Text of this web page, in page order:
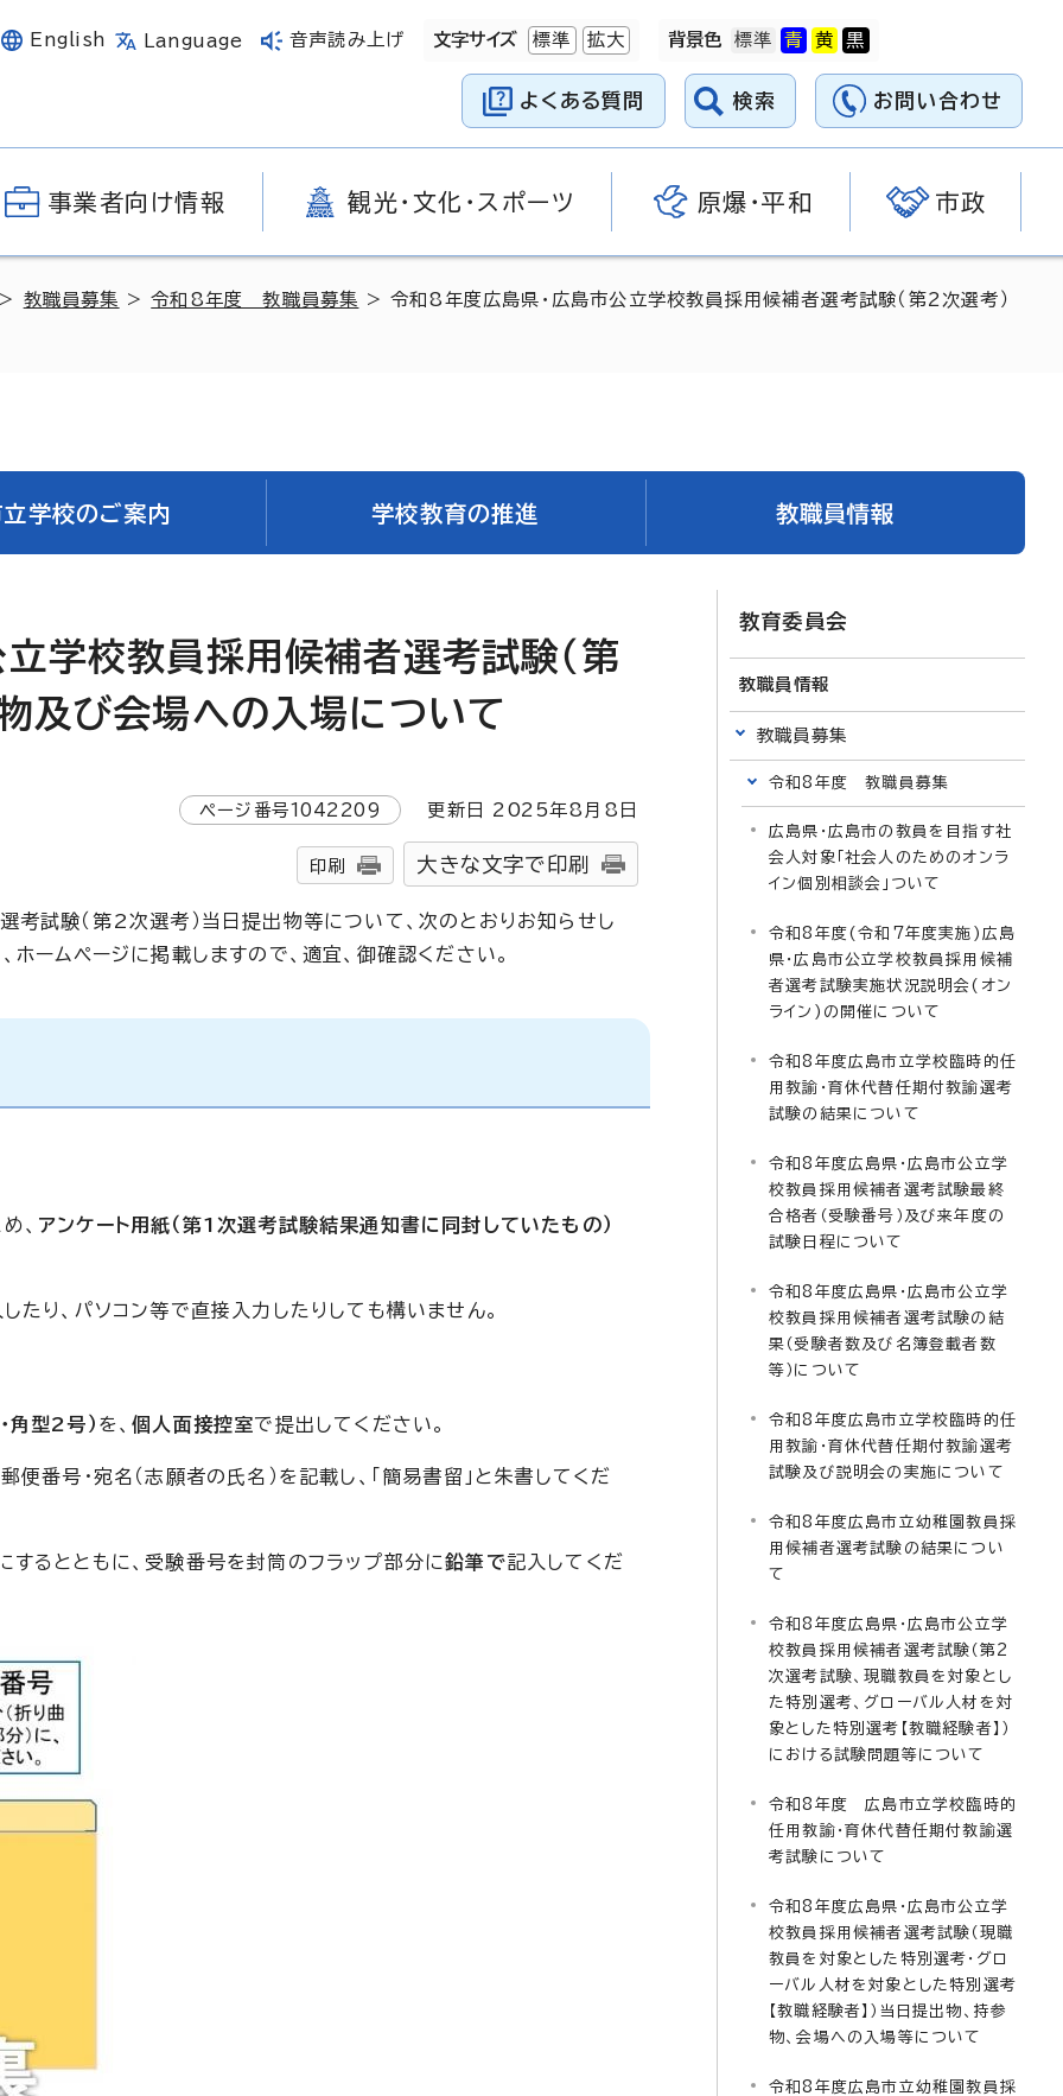
English Language 音声読み上げ 文字サイズ 標準 拡大 背景色
よくある質問 検索 お問い合わせ
事業者向け情報 観光・文化・スポーツ 原爆・平和 市政
教職員募集 >令和8年度 教職員募集 > 令和8年度広島県・広島市公立学校教員採用候補者選考試験（第2次選考）
学校のご案内 学校教育の推進 教職員情報
学校教員採用候補者選考試験（第
及び会場への入場について
ページ番号1042209 更新日 2025年8月8日
印刷 大きな文字で印刷
試験（第2次選考）当日提出物等について、次のとおりお知らせし
ホームページに掲載しますので、適宜、御確認ください。
、 アンケート用紙（第1次選考試験結果通知書に同封していたもの）
たり、パソコン等で直接入力したりしても構いません。
角型2号） を、個人面接控室で提出してください。
号・宛名（志願者の氏名）を記載し、「簡易書留」と朱書してくだ
するとともに、受験番号を封筒のフラップ部分に鉛筆で記入してくだ
教育委員会
教職員情報
教職員募集
令和8年度 教職員募集
広島県・広島市の教員を目指す社
会人対象「社会人のためのオンラ
イン個別相談会」ついて
令和8年度(令和7年度実施)広島
県・広島市公立学校教員採用候補
者選考試験実施状況説明会(オン
ライン)の開催について
令和8年度広島市立学校臨時的任
用教諭・育休代替任期付教諭選考
試験の結果について
令和8年度広島県・広島市公立学
校教員採用候補者選考試験最終
合格者（受験番号）及び来年度の
試験日程について
令和8年度広島県・広島市公立学
校教員採用候補者選考試験の結
果（受験者数及び名簿登載者数
等）について
令和8年度広島市立学校臨時的任
用教諭・育休代替任期付教諭選考
試験及び説明会の実施について
令和8年度広島市立幼稚園教員採
用候補者選考試験の結果につい
て
令和8年度広島県・広島市公立学
校教員採用候補者選考試験（第2
次選考試験、現職教員を対象とし
た特別選考、グローバル人材を対
象とした特別選考【教職経験者】）
における試験問題等について
令和8年度 広島市立学校臨時的
任用教諭・育休代替任期付教諭選
考試験について
令和8年度広島県・広島市公立学
校教員採用候補者選考試験（現職
教員を対象とした特別選考・グロ
ーバル人材を対象とした特別選考
【教職経験者】）当日提出物、持参
物、会場への入場等について
令和8年度広島市立幼稚園教員採